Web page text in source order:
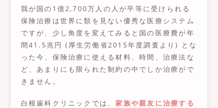
我が国の1億2,700万人の人が平等に受けられる
保険治療は世界に類を見ない優秀な医療システム
ですが、少し角度を変えてみると国の医療費が年
間41.5兆円 (厚生労働省2015年度調査より) とな
った今、保険治療に使える材料、時間、治療法な
ど、あまりにも限られた制約の中でしか治療がで
きません。
白根歯科クリニックでは、家族や親友に治療する